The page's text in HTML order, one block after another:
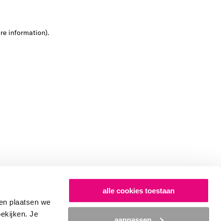
plaatsen we
Je
alle cookies toestaan
information).